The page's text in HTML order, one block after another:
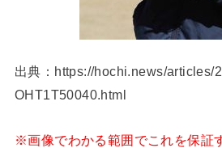
出典：https://hochi.news/articles/
OHT1T50040.html
※画像でわかる範囲でこれを保証